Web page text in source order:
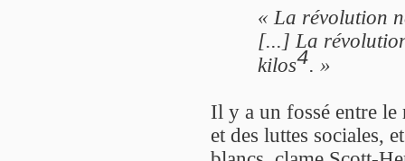
«La révolution
[...] La
kilos4. »
Il y a un fossé entre le
et des luttes sociales,